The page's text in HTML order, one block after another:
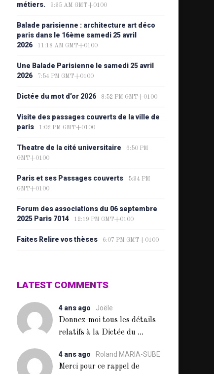
métiers.
9:35 AM GMT+0100
Balade parisienne : architecture art déco
paris dans le 16ème samedi 25 avril
2026
11:18 AM GMT+0100
Une Balade Parisienne le samedi 25 avril
2026
7:54 PM GMT+0100
Dictée du mot d’or 2026 8:52 PM GMT+0100
Visite des passages couverts de la ville de
paris
1:02 PM GMT+0100
Theatre de la cité universitaire
6:50 PM
GMT+0100
Paris et ses Passages couverts
5:34 PM
GMT+0100
Forum des associations du 06 septembre
2025 Paris 7014
12:19 PM GMT+0100
Faites Relire vos thèses 6:07 PM GMT+0100
LATEST COMMENTS
4 ans ago
Joële
Donnez-moi tous les détails
relatifs à la Dictée du ...
4 ans ago
Roland MARIA-SUBE
Merci pour ce rappel de